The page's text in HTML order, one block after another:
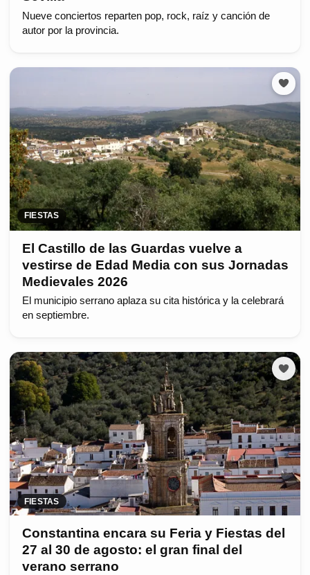
Nueve conciertos reparten pop, rock, raíz y canción de
autor por la provincia.
FIESTAS
El Castillo de las Guardas vuelve a
vestirse de Edad Media con sus Jornadas
Medievales 2026
El municipio serrano aplaza su cita histórica y la celebrará
en septiembre.
FIESTAS
Constantina encara su Feria y Fiestas del
27 al 30 de agosto: el gran final del
verano serrano